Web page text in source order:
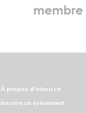
À propos d'atuvu.ca
Inscrire un événement